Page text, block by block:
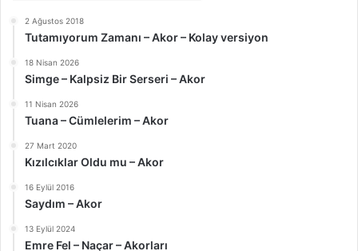
2 Ağustos 2018
Tutamıyorum Zamanı – Akor – Kolay versiyon
18 Nisan 2026
Simge – Kalpsiz Bir Serseri – Akor
11 Nisan 2026
Tuana – Cümlelerim – Akor
27 Mart 2020
Kızılcıklar Oldu mu – Akor
16 Eylül 2016
Saydım – Akor
13 Eylül 2024
Emre Fel – Naçar – Akorları